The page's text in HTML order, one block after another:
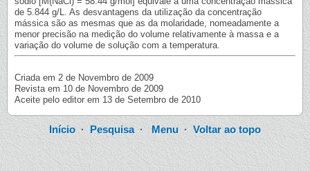
de 5.844 g/L. As desvantagens da utilização da concentração
mássica são as mesmas que as da molaridade, nomeadamente a
menor precisão na medição do volume relativamente à massa e a
variação do volume de solução com a temperatura.
Criada em 2 de Novembro de 2009
Revista em 10 de Novembro de 2009
Aceite pelo editor em 13 de Setembro de 2010
Início· Pesquisa·Menu ·Voltar ao topo